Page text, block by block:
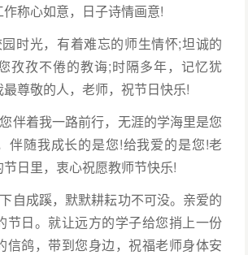
称心如意，日子诗情画意!
光，有着难忘的师生情怀;坦诚的
孜孜不倦的教诲;时隔多年，记忆犹
尊敬的人，老师，祝节日快乐!
伴着我一路前行，无涯的学海里是您
伴随我成长的是您!给我爱的是您!老
日里，衷心祝愿教师节快乐!
成蹊，默默耕耘功不可没。亲爱的
节日。就让远方的学子给您捎上一份
信鸽，带到您身边，祝福老师身体安